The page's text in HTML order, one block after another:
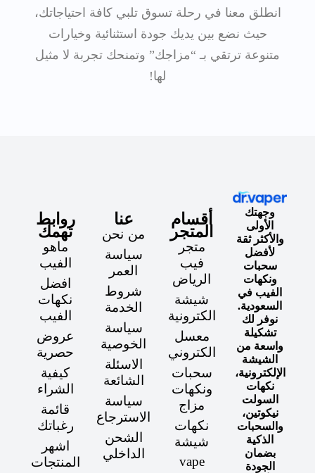
انطلق معنا في رحلة تسوق تلبي كافة احتياجاتك،
حيث نضع بين يديك جودة استثنائية وخيارات
متنوعة ترتقي بـ “مزاجك” وتمنحك تجربة لا مثيل
لها!
وجهتك
الأولى
والأكثر ثقة
لأفضل
سحبات
ونكهات
الفيب في
السعودية.
نوفر لك
تشكيلة
واسعة من
الشيشة
الإلكترونية،
نكهات
السولت
نيكوتين،
والسحبات
الذكية
بضمان
الجودة
أقسام
المتجر
متجر
فيب
الرياض
شيشة
الكترونية
معسل
الكتروني
سحبات
ونكهات
مزاج
نكهات
شيشة
vape
عنا
من نحن
سياسة
العمر
شروط
الخدمة
سياسة
الخوصية
الاسئلة
الشائعة
سياسة
الاسترجاع
الشحن
الداخلي
روابط
تهمك
ماهو
الفيب
افضل
نكهات
الفيب
عروض
حصرية
كيفية
الشراء
قائمة
رغباتك
اشهر
المنتجات